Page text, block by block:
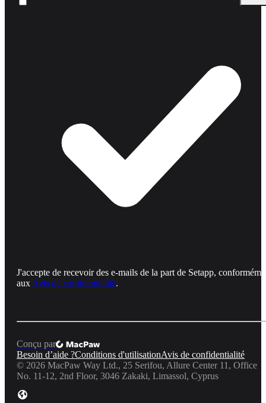
J'accepte de recevoir des e-mails de la part de Setapp,
aux Avis de confidentialité.
Conçu par
Besoin d’aide ?Conditions d'utilisationAvis de confidentialité
© 2026 MacPaw Way Ltd., 25 Serifou, Allure Center 11, Office
No. 11-12, 2nd Floor, 3046 Zakaki, Limassol, Cyprus